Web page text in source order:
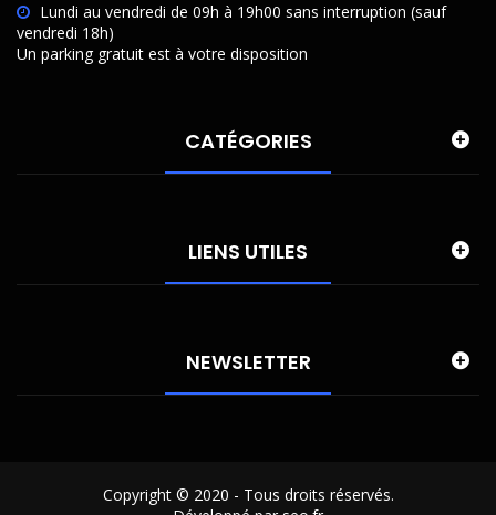
Lundi au vendredi de 09h à 19h00 sans interruption (sauf
vendredi 18h)
Un parking gratuit est à votre disposition
CATÉGORIES
LIENS UTILES
NEWSLETTER
Copyright © 2020 - Tous droits réservés.